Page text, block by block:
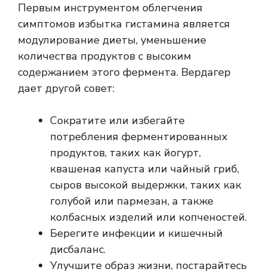
Первым инструментом облегчения
симптомов избытка гистамина является
модулирование диеты, уменьшение
количества продуктов с высоким
содержанием этого фермента. Вердагер
дает другой совет:
Сократите или избегайте
потребления ферментированных
продуктов, таких как йогурт,
квашеная капуста или чайный гриб,
сыров высокой выдержки, таких как
голубой или пармезан, а также
колбасных изделий или копченостей.
Берегите инфекции и кишечный
дисбаланс.
Улучшите образ жизни, постарайтесь